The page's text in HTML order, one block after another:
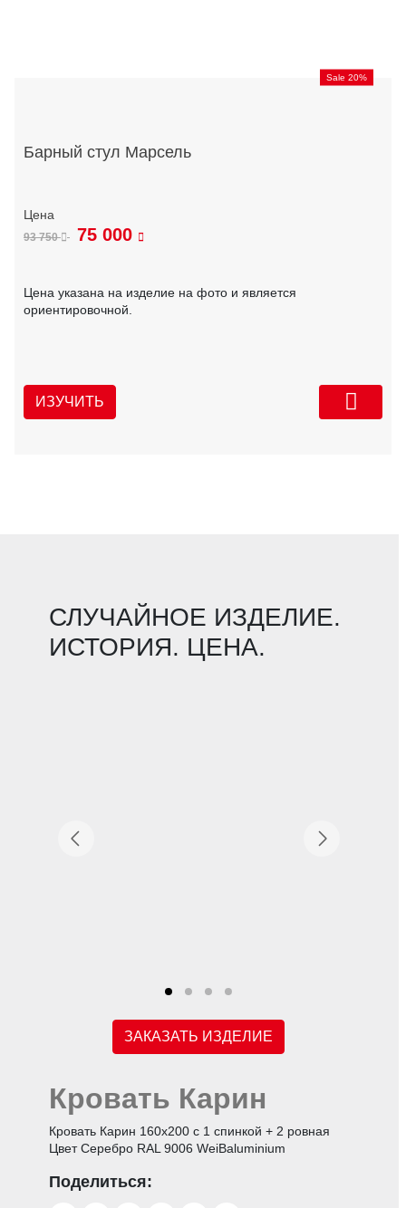
Sale 20%
Барный стул Марсель
93 750 75 000
Цена указана на изделие на фото и является
ориентировочной.
ИЗУЧИТЬ
СЛУЧАЙНОЕ ИЗДЕЛИЕ.
ИСТОРИЯ. ЦЕНА.
ЗАКАЗАТЬ ИЗДЕЛИЕ
Кровать Карин
Кровать Карин 160х200 с 1 спинкой + 2 ровная
Цвет Серебро RAL 9006 WeiBaluminium